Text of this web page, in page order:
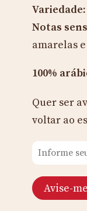
Variedade:
Notas
amarelas
100%
Quer ser
voltar ao
Avise-me